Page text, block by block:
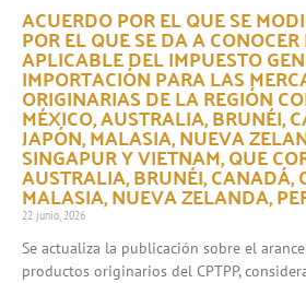
ACUERDO POR EL QUE SE
POR EL QUE SE DA A
APLICABLE DEL IMPUESTO
IMPORTACIÓN PARA LAS
ORIGINARIAS DE LA REGIÓN
MÉXICO, AUSTRALIA, BRUNÉI,
JAPÓN, MALASIA, NUEVA
SINGAPUR Y VIETNAM, QUE
AUSTRALIA, BRUNÉI, CANADÁ,
MALASIA, NUEVA ZELANDA,
22 junio, 2026
Se actualiza la publicación sobre el
productos originarios del CPTPP,